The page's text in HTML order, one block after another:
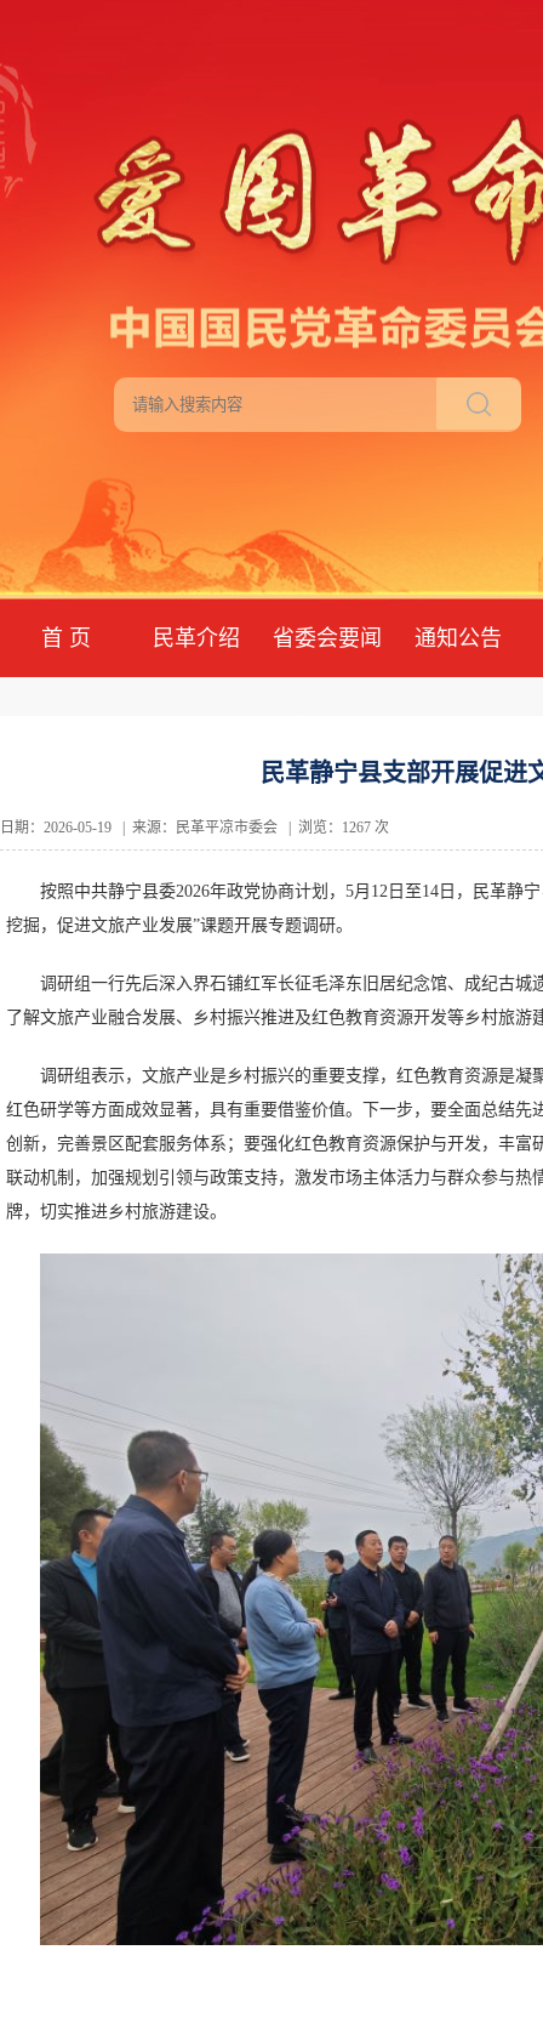
首 页 民革介绍 省委会要闻 通知公告
民革静宁县支部开展促进
日期：2026-05-19 | 来源：民革平凉市委会 | 浏览：1267 次
按照中共静宁县委2026年政党协商计划，5月12日至14日，民革静
挖掘，促进文旅产业发展”课题开展专题调研。
调研组一行先后深入界石铺红军长征毛泽东旧居纪念馆、成纪古
了解文旅产业融合发展、乡村振兴推进及红色教育资源开发等乡村旅游
调研组表示，文旅产业是乡村振兴的重要支撑，红色教育资源是
红色研学等方面成效显著，具有重要借鉴价值。下一步，要全面总结
创新，完善景区配套服务体系；要强化红色教育资源保护与开发，丰
联动机制，加强规划引领与政策支持，激发市场主体活力与群众参与
牌，切实推进乡村旅游建设。